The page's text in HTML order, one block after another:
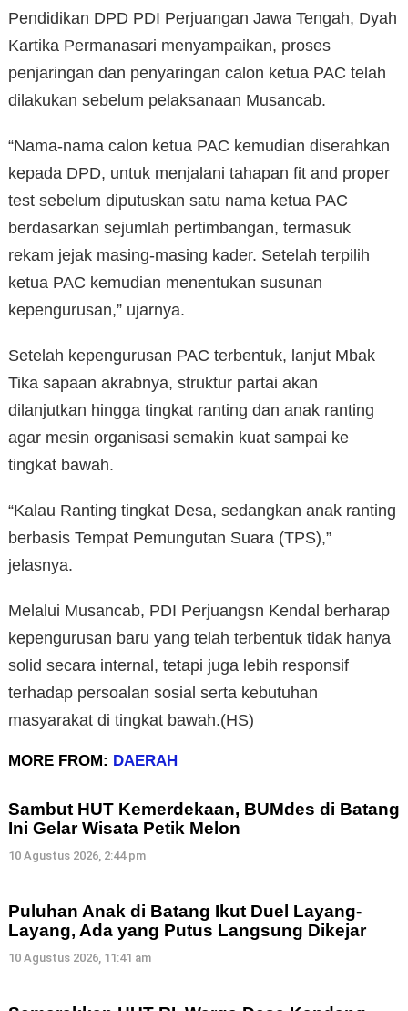
Pendidikan DPD PDI Perjuangan Jawa Tengah, Dyah
Kartika Permanasari menyampaikan, proses
penjaringan dan penyaringan calon ketua PAC telah
dilakukan sebelum pelaksanaan Musancab.
“Nama-nama calon ketua PAC kemudian diserahkan
kepada DPD, untuk menjalani tahapan fit and proper
test sebelum diputuskan satu nama ketua PAC
berdasarkan sejumlah pertimbangan, termasuk
rekam jejak masing-masing kader. Setelah terpilih
ketua PAC kemudian menentukan susunan
kepengurusan,” ujarnya.
Setelah kepengurusan PAC terbentuk, lanjut Mbak
Tika sapaan akrabnya, struktur partai akan
dilanjutkan hingga tingkat ranting dan anak ranting
agar mesin organisasi semakin kuat sampai ke
tingkat bawah.
“Kalau Ranting tingkat Desa, sedangkan anak ranting
berbasis Tempat Pemungutan Suara (TPS),”
jelasnya.
Melalui Musancab, PDI Perjuangsn Kendal berharap
kepengurusan baru yang telah terbentuk tidak hanya
solid secara internal, tetapi juga lebih responsif
terhadap persoalan sosial serta kebutuhan
masyarakat di tingkat bawah.(HS)
MORE FROM: DAERAH
Sambut HUT Kemerdekaan, BUMdes di Batang
Ini Gelar Wisata Petik Melon
10 Agustus 2026, 2:44 pm
Puluhan Anak di Batang Ikut Duel Layang-
Layang, Ada yang Putus Langsung Dikejar
10 Agustus 2026, 11:41 am